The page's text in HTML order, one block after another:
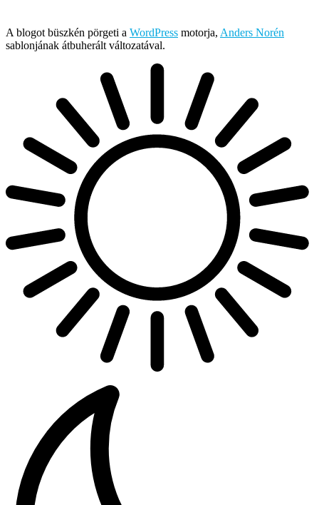
A blogot büszkén pörgeti a WordPress motorja, Anders Norén
sablonjának átbuherált változatával.